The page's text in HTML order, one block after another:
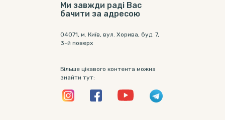
Ми завжди раді Вас
бачити за адресою
04071, м. Київ, вул. Хорива, буд. 7,
3-й поверх
Більше цікавого контента можна
знайти тут: